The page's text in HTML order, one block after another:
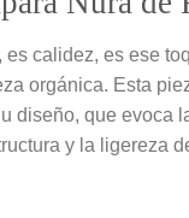
calidez, es ese
orgánica. Esta
diseño, que evoca
y la ligereza